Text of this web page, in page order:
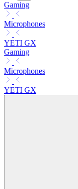
Gaming
Microphones
YETI GX
Gaming
Microphones
YETI GX